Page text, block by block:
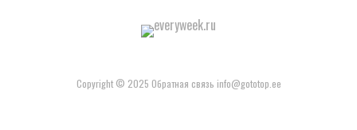
Copyright © 2025 Обратная связь info@gototop.ee